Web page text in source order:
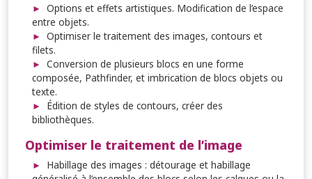
Options et effets artistiques. Modification de l’espace
entre objets.
Optimiser le traitement des images, contours et
filets.
Conversion de plusieurs blocs en une forme
composée, Pathfinder, et imbrication de blocs objets ou
texte.
Édition de styles de contours, créer des
bibliothèques.
Optimiser le traitement de l’image
Habillage des images : détourage et habillage